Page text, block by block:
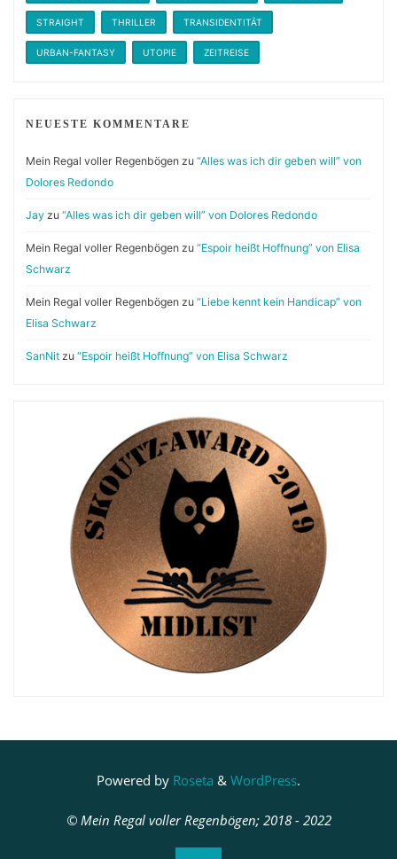
STRAIGHT THRILLER TRANSIDENTITÄT
URBAN-FANTASY UTOPIE ZEITREISE
NEUESTE KOMMENTARE
Mein Regal voller Regenbögenzu “Alles was ich dir geben will” von
Dolores Redondo
Jayzu “Alles was ich dir geben will” von Dolores Redondo
Mein Regal voller Regenbögenzu “Espoir heißt Hoffnung” von Elisa
Schwarz
Mein Regal voller Regenbögenzu “Liebe kennt kein Handicap” von
Elisa Schwarz
SanNitzu “Espoir heißt Hoffnung” von Elisa Schwarz
Powered by Roseta & WordPress.
© Mein Regal voller Regenbögen; 2018 - 2022